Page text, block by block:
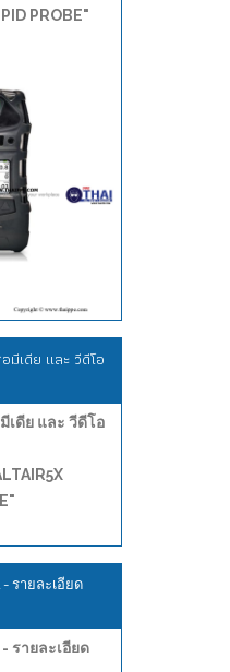
PROBE"
มีเดีย และ วีดีโอ
เดีย และ วีดีโอ
- รายละเอียด
รายละเอียด